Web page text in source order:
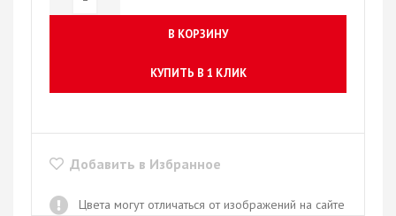
В КОРЗИНУ
КУПИТЬ В 1 КЛИК
Добавить в Избранное
Цвета могут отличаться от изображений на сайте